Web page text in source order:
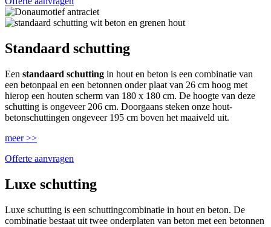
Standaard schutting
Een standaard schutting in hout en beton is een combinatie van
een betonpaal en een betonnen onder plaat van 26 cm hoog met
hierop een houten scherm van 180 x 180 cm. De hoogte van deze
schutting is ongeveer 206 cm. Doorgaans steken onze hout-
betonschuttingen ongeveer 195 cm boven het maaiveld uit.
meer >>
Offerte aanvragen
Luxe schutting
Luxe schutting is een schuttingcombinatie in hout en beton. De
combinatie bestaat uit twee onderplaten van beton met een betonnen